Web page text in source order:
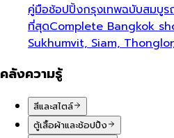
คู่มือช้อปปิ้งกรุงเทพฉบับสมบู
ที่สุดComplete Bangkok
Sukhumvit, Siam,
คลังความรู้
สีและสไตล์
ตู้เสื้อผ้าและช้อปปิ้ง